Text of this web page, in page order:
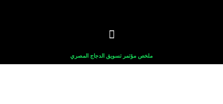
ملخص مؤتمر تسويق الدجاج المصري